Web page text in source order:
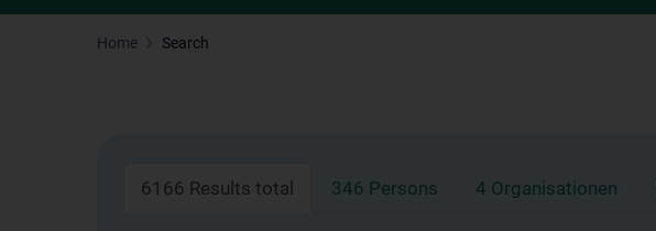
Home Search
6166 Results total 346 Persons 4 Organisationen